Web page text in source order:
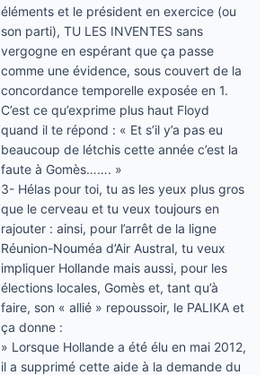
éléments et le président en exercice (ou
son parti), TU LES INVENTES sans
vergogne en espérant que ça passe
comme une évidence, sous couvert de la
concordance temporelle exposée en 1.
C’est ce qu’exprime plus haut Floyd
quand il te répond : « Et s’il y’a pas eu
beaucoup de létchis cette année c’est la
faute à Gomès……. »
3- Hélas pour toi, tu as les yeux plus gros
que le cerveau et tu veux toujours en
rajouter : ainsi, pour l’arrêt de la ligne
Réunion-Nouméa d’Air Austral, tu veux
impliquer Hollande mais aussi, pour les
élections locales, Gomès et, tant qu’à
faire, son « allié » repoussoir, le PALIKA et
ça donne :
» Lorsque Hollande a été élu en mai 2012,
il a supprimé cette aide à la demande du